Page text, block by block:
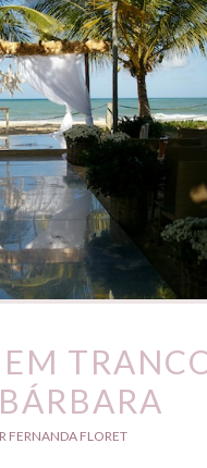
FERNANDA FLORET